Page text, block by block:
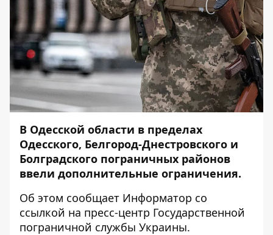
В Одесской области в пределах
Одесского, Белгород-Днестровского и
Болградского пограничных районов
ввели дополнительные ограничения.
Об этом сообщает Информатор со
ссылкой на пресс-центр Государственной
пограничной службы Украины.